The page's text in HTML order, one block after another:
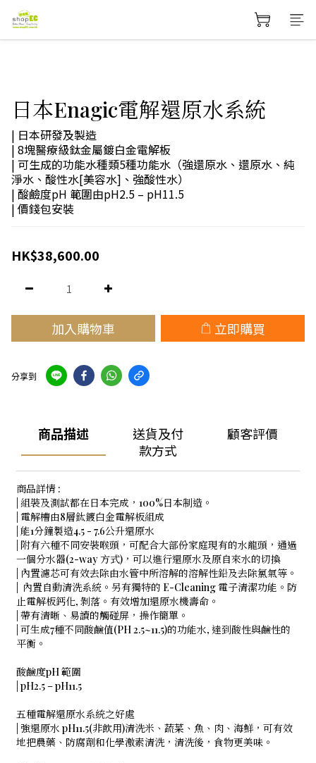
日本Enagic電解還原水系統
| 日本研發及製造
| 8塊醫療級鈦金屬鍍白金電解板
| 可生成的功能水種類5種功能水（強還原水、還原水、純
淨水、酸性水[美容水]、強酸性水）
| 酸鹼度pH 範圍由pH2.5 – pH11.5
| 價錢包安裝
HK$38,600.00
加入購物車 立即購買
分享到
商品描述
送貨及付
款方式
顧客評價
商品詳情 :
| 組裝及測試都在日本完成，100%日本制造。
| 電解槽由8層鈦鍍白金電解板組成
| 能1分鐘製造4.5 - 7.6公升還原水
| 附有六種不同安裝喉頭，可配合大部份家庭現有的水龍頭，通過
一個分水器(2-way 方式)，可以進行還原水及原自來水的切換
| 內置濾芯可有效去除由水管中所溶解的溶解性鉛及去除氯氣等。
| 內置自動清洗系統。另有獨特的 E-Cleaning 電子清潔功能。防
止電解板鈣化, 剝落。有效增加還原水機壽命。
| 帶有清晰、易讀的觸碰屏，操作簡單。
| 可生成7種不同酸鹼值(PH 2.5~11.5)的功能水, 達到酸性與鹼性的
平衡。
酸鹼度pH 範圍
| pH2.5 – pH11.5
五種電解還原水系統之好處
| 強還原水 pH11.5(非飲用)清洗米、蔬菜、魚、肉、海鮮，可有效
地把農藥、防腐劑和化學激素清洗，清洗後，食物更美味。